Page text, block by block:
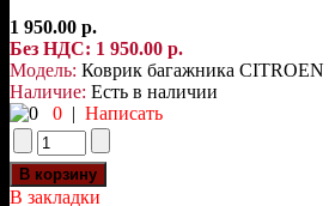
1 950.00 р.
Без НДС: 1 950.00 р.
Модель: Коврик багажника CITROEN
Наличие: Есть в наличии
0 | Написать
В закладки